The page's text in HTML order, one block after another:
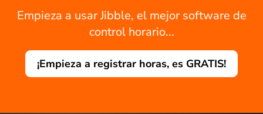
Empieza a usar Jibble, el mejor software de
control horario...
¡Empieza a registrar horas, es GRATIS!